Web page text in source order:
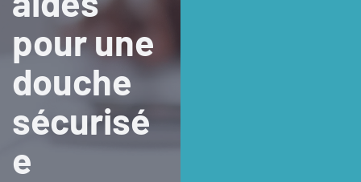
pour une
douche
sécurisé
e